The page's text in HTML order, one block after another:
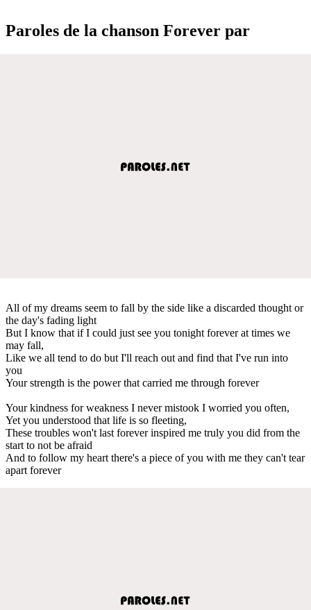
Paroles de la chanson Forever par
All of my dreams seem to fall by the side like a discarded thought or
the day's fading light
But I know that if I could just see you tonight forever at times we
may fall,
Like we all tend to do but I'll reach out and find that I've run into
you
Your strength is the power that carried me through forever
Your kindness for weakness I never mistook I worried you often,
Yet you understood that life is so fleeting,
These troubles won't last forever inspired me truly you did from the
start to not be afraid
And to follow my heart there's a piece of you with me they can't tear
apart forever